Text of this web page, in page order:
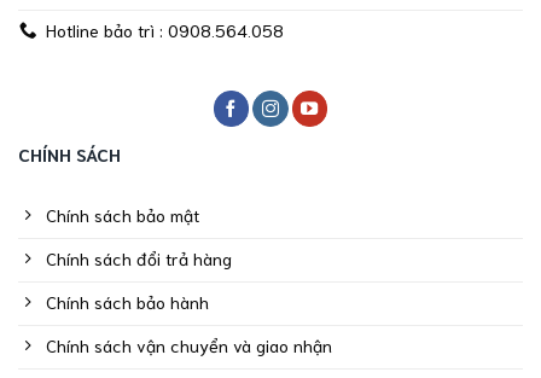
Hotline bảo trì : 0908.564.058
CHÍNH SÁCH
Chính sách bảo mật
Chính sách đổi trả hàng
Chính sách bảo hành
Chính sách vận chuyển và giao nhận